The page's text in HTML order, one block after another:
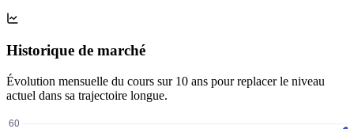
Historique de marché
Évolution mensuelle du cours sur 10 ans pour replacer le niveau
actuel dans sa trajectoire longue.